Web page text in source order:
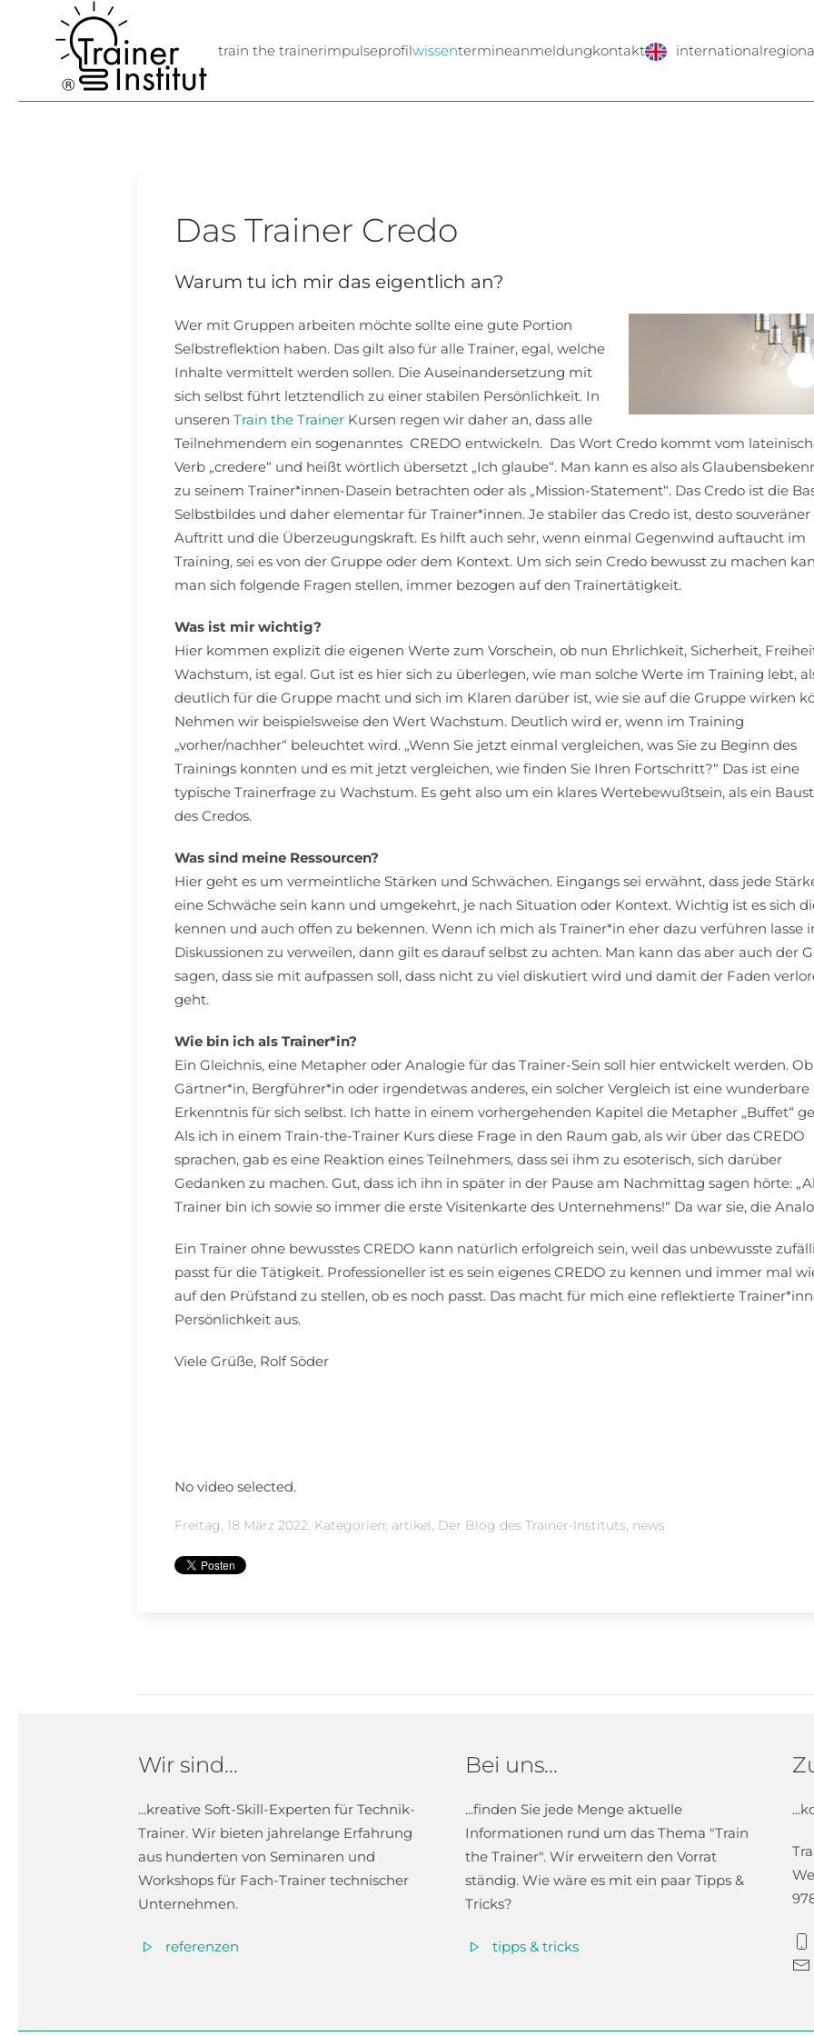
Skip to main content train the trainerimpulseprofilwissentermineanmeldungkontakt international
Das Trainer Credo
Warum tu ich mir das eigentlich an?
Wer mit Gruppen arbeiten möchte sollte eine gute Portion
Selbstreflektion haben. Das gilt also für alle Trainer, egal, welche
Inhalte vermittelt werden sollen. Die Auseinandersetzung mit
sich selbst führt letztendlich zu einer stabilen Persönlichkeit. In
unseren Train the Trainer Kursen regen wir daher an, dass alle
Teilnehmendem ein sogenanntes CREDO entwickeln. Das Wort Credo kommt vom
Verb „credere“ und heißt wörtlich übersetzt „Ich glaube“. Man kann es also als
zu seinem Trainer*innen-Dasein betrachten oder als „Mission-Statement“. Das Credo ist die
Selbstbildes und daher elementar für Trainer*innen. Je stabiler das Credo ist, desto souveräner
Auftritt und die Überzeugungskraft. Es hilft auch sehr, wenn einmal Gegenwind auftaucht im
Training, sei es von der Gruppe oder dem Kontext. Um sich sein Credo bewusst zu machen
man sich folgende Fragen stellen, immer bezogen auf den Trainertätigkeit.
Was ist mir wichtig?
Hier kommen explizit die eigenen Werte zum Vorschein, ob nun Ehrlichkeit, Sicherheit,
Wachstum, ist egal. Gut ist es hier sich zu überlegen, wie man solche Werte im Training lebt,
deutlich für die Gruppe macht und sich im Klaren darüber ist, wie sie auf die Gruppe wirken
Nehmen wir beispielsweise den Wert Wachstum. Deutlich wird er, wenn im Training
„vorher/nachher“ beleuchtet wird. „Wenn Sie jetzt einmal vergleichen, was Sie zu Beginn des
Trainings konnten und es mit jetzt vergleichen, wie finden Sie Ihren Fortschritt?“ Das ist eine
typische Trainerfrage zu Wachstum. Es geht also um ein klares Wertebewußtsein, als ein
des Credos.
Was sind meine Ressourcen?
Hier geht es um vermeintliche Stärken und Schwächen. Eingangs sei erwähnt, dass jede
eine Schwäche sein kann und umgekehrt, je nach Situation oder Kontext. Wichtig ist es sich
kennen und auch offen zu bekennen. Wenn ich mich als Trainer*in eher dazu verführen lasse
Diskussionen zu verweilen, dann gilt es darauf selbst zu achten. Man kann das aber auch der
sagen, dass sie mit aufpassen soll, dass nicht zu viel diskutiert wird und damit der Faden
geht.
Wie bin ich als Trainer*in?
Ein Gleichnis, eine Metapher oder Analogie für das Trainer-Sein soll hier entwickelt werden.
Gärtner*in, Bergführer*in oder irgendetwas anderes, ein solcher Vergleich ist eine wunderbare
Erkenntnis für sich selbst. Ich hatte in einem vorhergehenden Kapitel die Metapher „Buffet“
Als ich in einem Train-the-Trainer Kurs diese Frage in den Raum gab, als wir über das CREDO
sprachen, gab es eine Reaktion eines Teilnehmers, dass sei ihm zu esoterisch, sich darüber
Gedanken zu machen. Gut, dass ich ihn in später in der Pause am Nachmittag sagen hörte:
Trainer bin ich sowie so immer die erste Visitenkarte des Unternehmens!“ Da war sie, die
Ein Trainer ohne bewusstes CREDO kann natürlich erfolgreich sein, weil das unbewusste
passt für die Tätigkeit. Professioneller ist es sein eigenes CREDO zu kennen und immer mal
auf den Prüfstand zu stellen, ob es noch passt. Das macht für mich eine reflektierte
Persönlichkeit aus.
Viele Grüße, Rolf Söder
No video selected.
Freitag, 18 März 2022. Kategorien: artikel, Der Blog des Trainer-Instituts, news
Wir sind...
...kreative Soft-Skill-Experten für Technik-
Trainer. Wir bieten jahrelange Erfahrung
aus hunderten von Seminaren und
Workshops für Fach-Trainer technischer
Unternehmen.
referenzen
Bei uns...
...finden Sie jede Menge aktuelle
Informationen rund um das Thema "Train
the Trainer". Wir erweitern den Vorrat
ständig. Wie wäre es mit ein paar Tipps &
Tricks?
tipps & tricks